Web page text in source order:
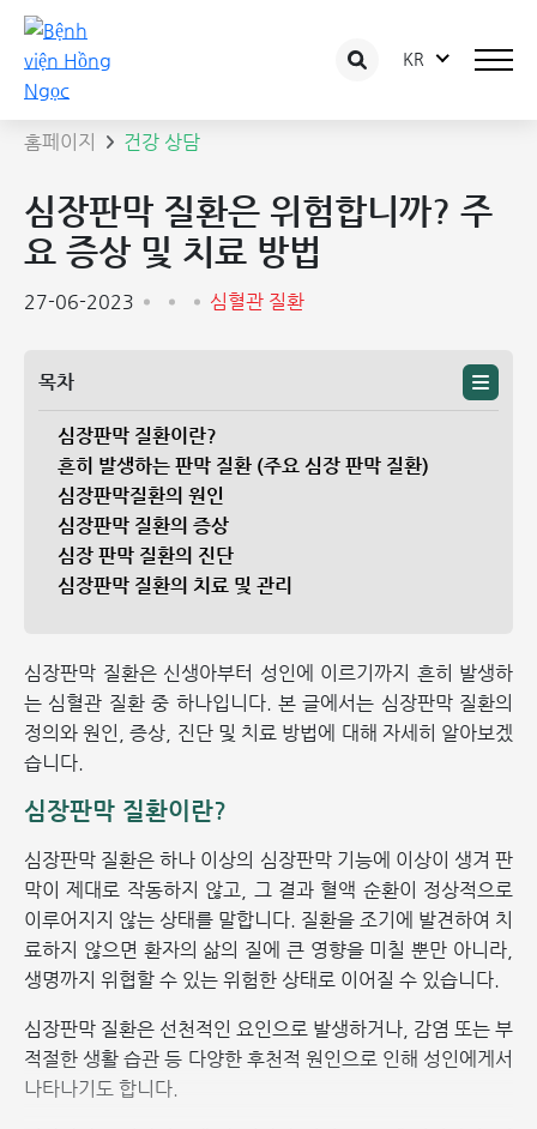
KR
상담 글 상세보기
홈페이지 건강 상담
심장판막 질환은 위험합니까? 주
요 증상 및 치료 방법
27-06-2023 심혈관 질환
목차
심장판막 질환이란?
흔히 발생하는 판막 질환 (주요 심장 판막 질환)
심장판막질환의 원인
심장판막 질환의 증상
심장 판막 질환의 진단
심장판막 질환의 치료 및 관리
심장판막 질환은 신생아부터 성인에 이르기까지 흔히 발생하
는 심혈관 질환 중 하나입니다. 본 글에서는 심장판막 질환의
정의와 원인, 증상, 진단 및 치료 방법에 대해 자세히 알아보겠
습니다.
심장판막 질환이란?
심장판막 질환은 하나 이상의 심장판막 기능에 이상이 생겨 판
막이 제대로 작동하지 않고, 그 결과 혈액 순환이 정상적으로
이루어지지 않는 상태를 말합니다. 질환을 조기에 발견하여 치
료하지 않으면 환자의 삶의 질에 큰 영향을 미칠 뿐만 아니라,
생명까지 위협할 수 있는 위험한 상태로 이어질 수 있습니다.
심장판막 질환은 선천적인 요인으로 발생하거나, 감염 또는 부
적절한 생활 습관 등 다양한 후천적 원인으로 인해 성인에게서
나타나기도 합니다.